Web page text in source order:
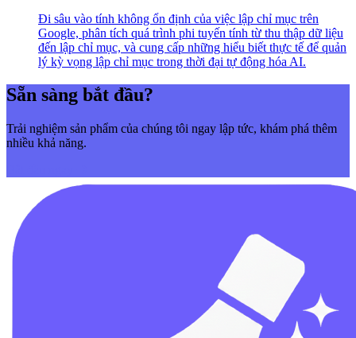
Đi sâu vào tính không ổn định của việc lập chỉ mục trên
Google, phân tích quá trình phi tuyến tính từ thu thập dữ liệu
đến lập chỉ mục, và cung cấp những hiểu biết thực tế để quản
lý kỳ vọng lập chỉ mục trong thời đại tự động hóa AI.
Sẵn sàng bắt đầu?
Trải nghiệm sản phẩm của chúng tôi ngay lập tức, khám phá thêm
nhiều khả năng.